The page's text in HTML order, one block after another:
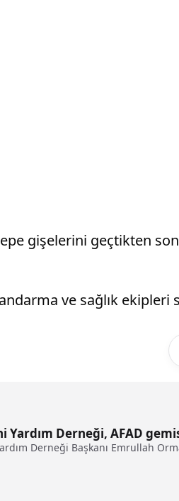
gişelerini geçtikten
ve sağlık ekipleri
Derneği, AFAD
Derneği Başkanı Emrullah